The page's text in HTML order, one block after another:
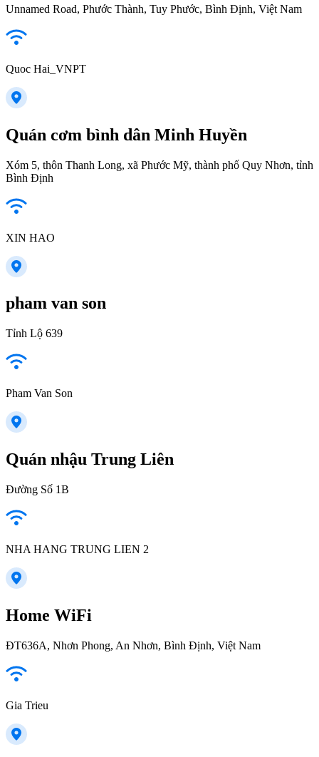
Unnamed Road, Phước Thành, Tuy Phước, Bình Định, Việt Nam
Quoc Hai_VNPT
Quán cơm bình dân Minh Huyền
Xóm 5, thôn Thanh Long, xã Phước Mỹ, thành phố Quy Nhơn, tỉnh
Bình Định
XIN HAO
pham van son
Tỉnh Lộ 639
Pham Van Son
Quán nhậu Trung Liên
Đường Số 1B
NHA HANG TRUNG LIEN 2
Home WiFi
ĐT636A, Nhơn Phong, An Nhơn, Bình Định, Việt Nam
Gia Trieu